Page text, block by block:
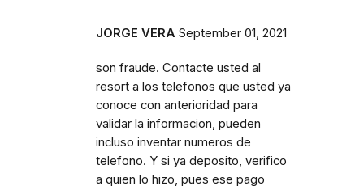
JORGE VERA September 01, 2021
son fraude. Contacte usted al
resort a los telefonos que usted ya
conoce con anterioridad para
validar la informacion, pueden
incluso inventar numeros de
telefono. Y si ya deposito, verifico
a quien lo hizo, pues ese pago